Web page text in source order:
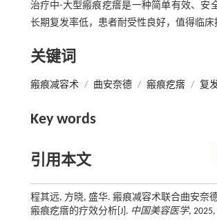
治疗中-大型瘢痕疙瘩是一种简单有效、安
长期复发率低，患者耐受性良好，值得临床
关键词
瘢痕减容术 / 曲安奈德 / 瘢痕疙瘩 / 复
Key words
引用本文
程其远, 方晓, 盛华. 瘢痕减容术联合曲安奈
瘢痕疙瘩的疗效分析[J]. 中国美容医学, 2025,